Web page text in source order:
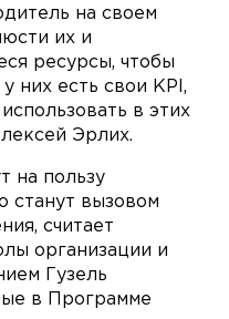
на своем
их и
ресурсы, чтобы
них есть свои KPI,
в этих
Эрлих.
на пользу
станут вызовом
считает
организации и
Гузель
в Программе